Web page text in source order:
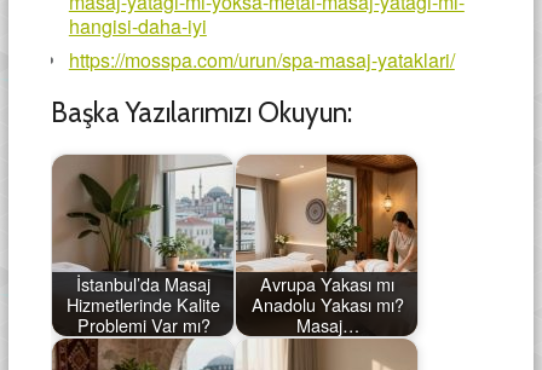
hangisi-daha-iyi
https://mosspa.com/urun/spa-masaj-yataklari/
Başka Yazılarımızı Okuyun:
İstanbul’da Masaj
Hizmetlerinde Kalite
Problemi Var mı?
Avrupa Yakası mı
Anadolu Yakası mı?
Masaj…